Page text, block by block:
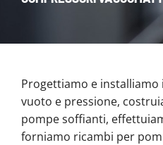
Progettiamo e
vuoto e pressione,
pompe soffianti,
forniamo ricambi per